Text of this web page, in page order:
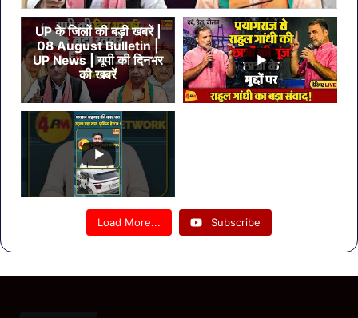
UP के जिलों की बड़ी खबरें |
08 August Bulletin |
UP News | यूपी की दिनभर
की खबरें
Load More... Subscribe